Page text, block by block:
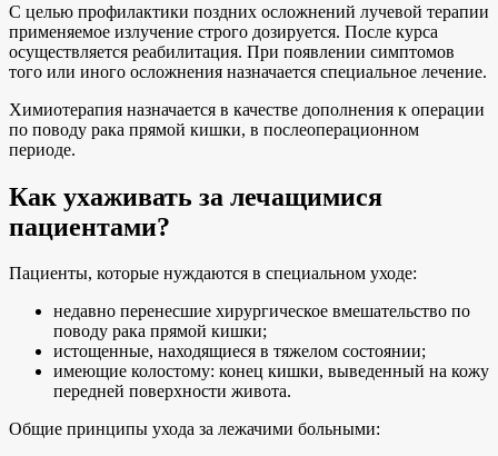
С целью профилактики поздних осложнений лучевой терапии
применяемое излучение строго дозируется. После курса
осуществляется реабилитация. При появлении симптомов
того или иного осложнения назначается специальное лечение.
Химиотерапия назначается в качестве дополнения к операции
по поводу рака прямой кишки, в послеоперационном
периоде.
Как ухаживать за лечащимися
пациентами?
Пациенты, которые нуждаются в специальном уходе:
недавно перенесшие хирургическое вмешательство по
поводу рака прямой кишки;
истощенные, находящиеся в тяжелом состоянии;
имеющие колостому: конец кишки, выведенный на кожу
передней поверхности живота.
Общие принципы ухода за лежачими больными: